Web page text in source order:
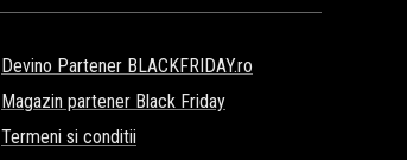
Devino Partener BLACKFRIDAY.ro
Magazin partener Black Friday
Termeni si conditii